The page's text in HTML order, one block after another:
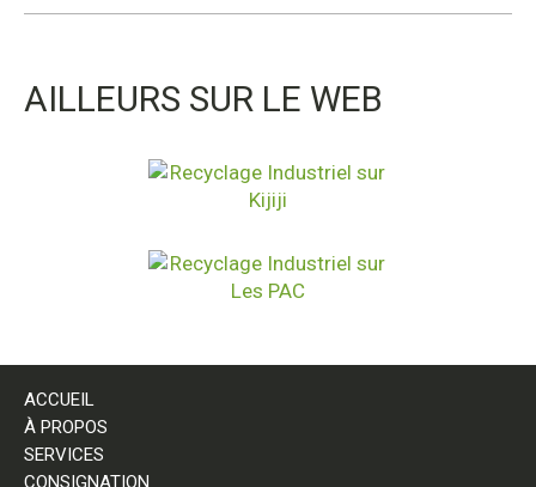
AILLEURS SUR LE WEB
ACCUEIL
À PROPOS
SERVICES
CONSIGNATION